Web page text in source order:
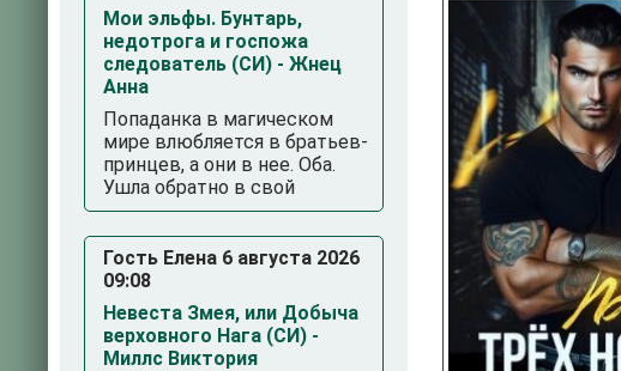
Мои эльфы. Бунтарь,
недотрога и госпожа
следователь (СИ) - Жнец
Анна
Попаданка в магическом
мире влюбляется в братьев-
принцев, а они в нее. Оба.
Ушла обратно в свой
Гость Елена 6 августа 2026
09:08
Невеста Змея, или Добыча
верховного Нага (СИ) -
Миллс Виктория